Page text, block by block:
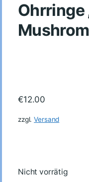
Ohrringe
€12.00
zzgl.Versand
Nicht vorrätig